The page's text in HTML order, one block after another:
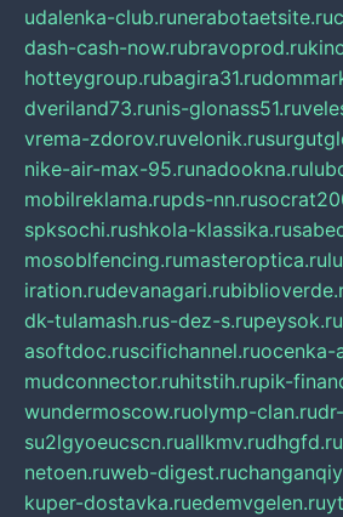
udalenka-club.runerabotaetsite.ru
dash-cash-now.rubravoprod.ru
hotteygroup.rubagira31.ru
dveriland73.runis-glonass51.ru
vrema-zdorov.ruvelonik.ru
nike-air-max-95.runadookna.ru
mobilreklama.rupds-nn.ru
spksochi.rushkola-klassika.ru
mosoblfencing.rumasteroptica.ru
iration.rudevanagari.ru
dk-tulamash.rus-dez-s.rupeysok.ru
asoftdoc.ruscifichannel.ruocenka-
mudconnector.ruhitstih.rupik-
wundermoscow.ruolymp-clan.ru
su2lgyoeucscn.ruallkmv.rudhgfd.ru
netoen.ruweb-digest.ru
kuper-dostavka.ruedemvgelen.ru